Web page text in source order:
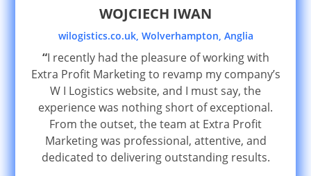
WOJCIECH IWAN
wilogistics.co.uk, Wolverhampton, Anglia
“I recently had the pleasure of working with
Extra Profit Marketing to revamp my company’s
W I Logistics website, and I must say, the
experience was nothing short of exceptional.
From the outset, the team at Extra Profit
Marketing was professional, attentive, and
dedicated to delivering outstanding results.